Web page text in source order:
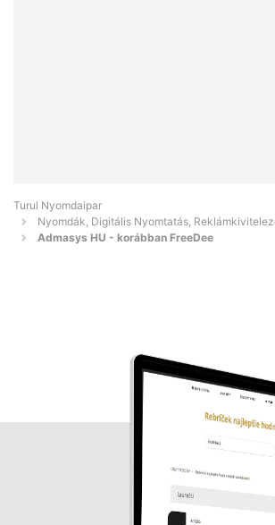
Turul Nyomdaipar
Nyomdák, Digitális Nyomtatás,
Admasys HU - korábban FreeDee